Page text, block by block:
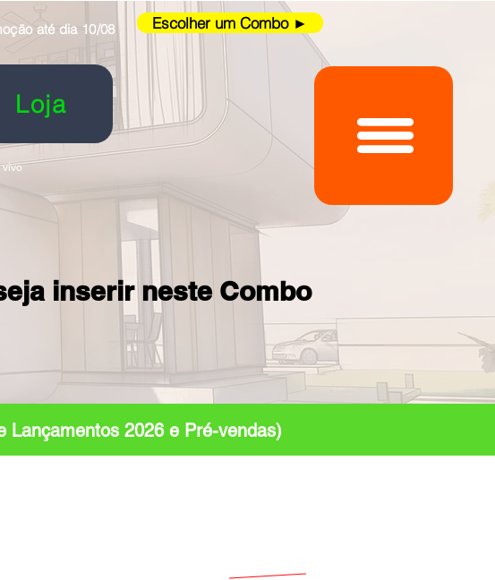
até dia 10/08 Escolher um Combo ►
Loja
inserir neste Combo
Lançamentos 2026 e Pré-vendas)
Lançamentos Avulsos = R$ 4.000,00
vivo